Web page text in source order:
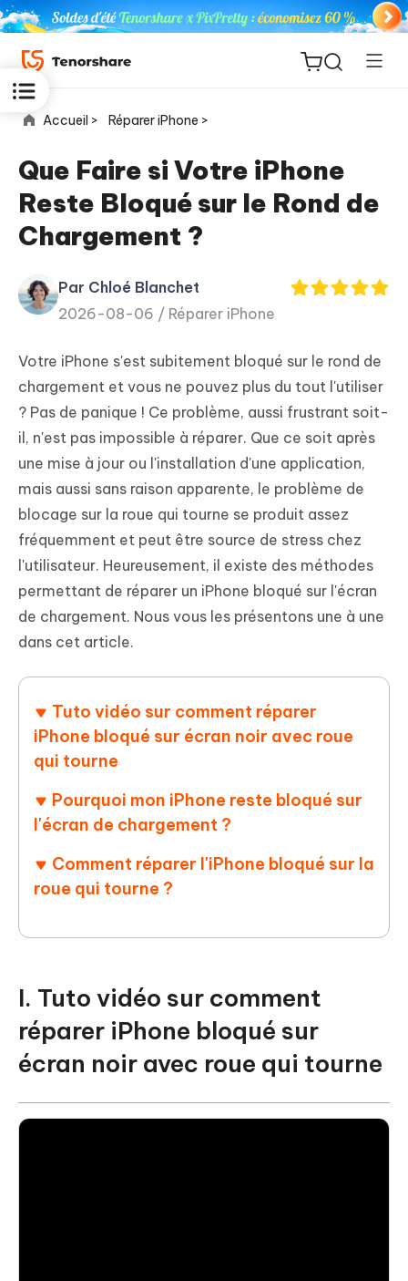
for iOS
PDNob
PDF
New
iAnyGo
Accueil > Réparer iPhone >
Que Faire si Votre iPhone
Reste Bloqué sur le Rond de
Chargement ?
Par Chloé Blanchet
2026-08-06 / Réparer iPhone
Votre iPhone s'est subitement bloqué sur le rond de
chargement et vous ne pouvez plus du tout l'utiliser
? Pas de panique ! Ce problème, aussi frustrant soit-
il, n'est pas impossible à réparer. Que ce soit après
une mise à jour ou l'installation d'une application,
mais aussi sans raison apparente, le problème de
blocage sur la roue qui tourne se produit assez
fréquemment et peut être source de stress chez
l'utilisateur. Heureusement, il existe des méthodes
permettant de réparer un iPhone bloqué sur l'écran
de chargement. Nous vous les présentons une à une
dans cet article.
Tuto vidéo sur comment réparer
iPhone bloqué sur écran noir avec roue
qui tourne
Pourquoi mon iPhone reste bloqué sur
l'écran de chargement ?
Comment réparer l'iPhone bloqué sur la
roue qui tourne ?
I. Tuto vidéo sur comment
réparer iPhone bloqué sur
écran noir avec roue qui tourne